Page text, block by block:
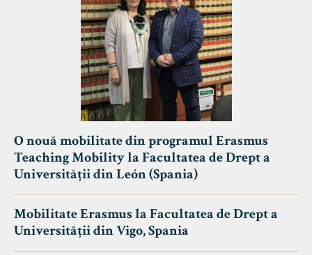
O nouă mobilitate din programul Erasmus
Teaching Mobility la Facultatea de Drept a
Universității din León (Spania)
Mobilitate Erasmus la Facultatea de Drept a
Universității din Vigo, Spania